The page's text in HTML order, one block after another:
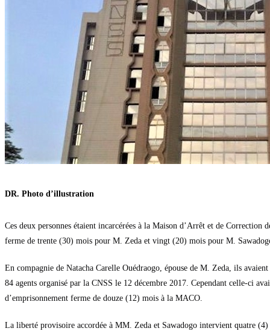
DR. Photo d’illustration
Ces deux personnes étaient incarcérées à la Maison d’Arrêt et de
ferme de trente (30) mois pour M. Zeda et vingt (20) mois pour M.
En compagnie de Natacha Carelle Ouédraogo, épouse de M. Zeda, ils
84 agents organisé par la CNSS le 12 décembre 2017. Cependant celle-ci
d’emprisonnement ferme de douze (12) mois à la MACO.
La liberté provisoire accordée à MM. Zeda et Sawadogo intervient quatre